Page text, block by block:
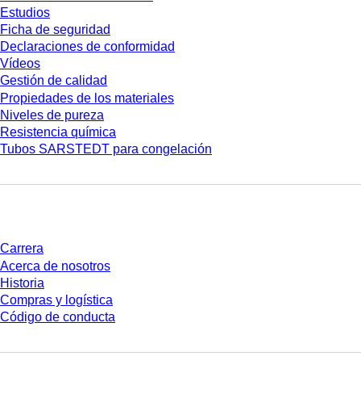
Estudios
Ficha de seguridad
Declaraciones de conformidad
Vídeos
Gestión de calidad
Propiedades de los materiales
Niveles de pureza
Resistencia química
Tubos SARSTEDT para congelación
Carrera
Acerca de nosotros
Historia
Compras y logística
Código de conducta